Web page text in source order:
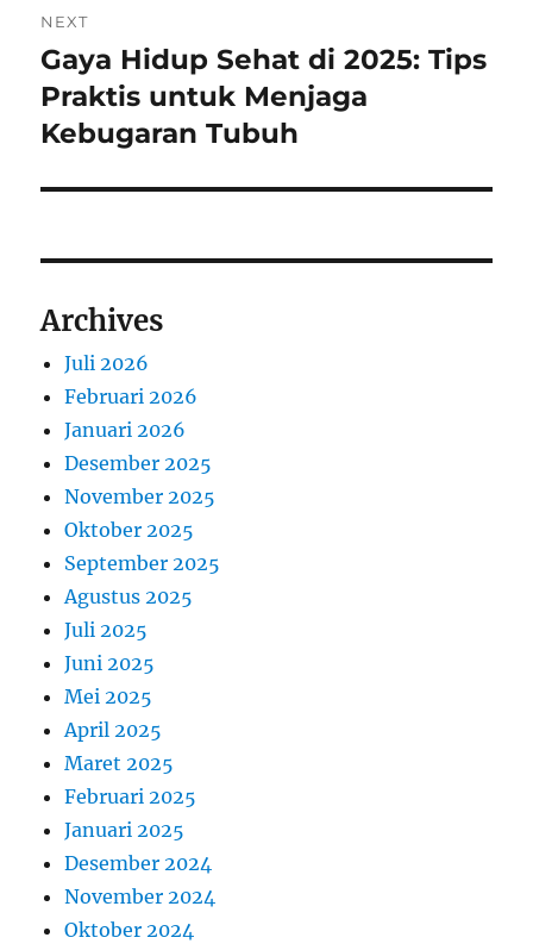
NEXT
Next
post:
Gaya Hidup Sehat di 2025: Tips
Praktis untuk Menjaga
Kebugaran Tubuh
Archives
Juli 2026
Februari 2026
Januari 2026
Desember 2025
November 2025
Oktober 2025
September 2025
Agustus 2025
Juli 2025
Juni 2025
Mei 2025
April 2025
Maret 2025
Februari 2025
Januari 2025
Desember 2024
November 2024
Oktober 2024